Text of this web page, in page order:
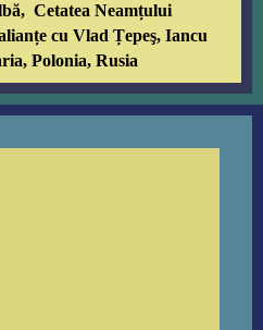
Cetatea Neamțului
cu Vlad Țepeş, Iancu
Polonia, Rusia